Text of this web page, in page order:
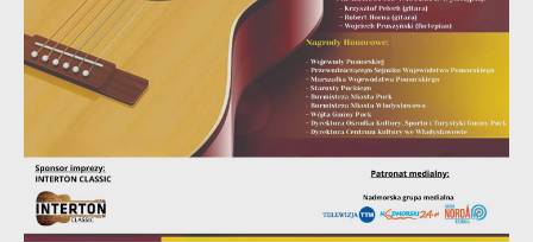
stronach podmiotów trzecich lub firm będących naszymi
partnerami oraz innych dostawców usług. Firmy te działają w
charakterze pośredników prezentujących nasze treści w
postaci wiadomości, ofert, komunikatów mediów
społecznościowych.